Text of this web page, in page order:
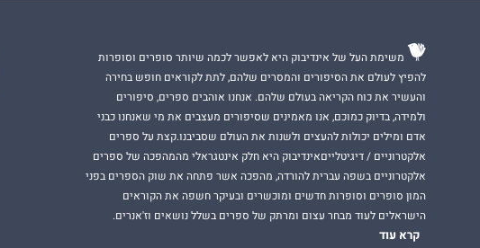
משימת העל של אינדיבוק היא לאפשר לכמה שיותר סופרים וסופרות
להפיץ לעולם את הסיפורים והמסרים שלהם, לתת לקוראים חופש בחירה
והעשיר את כוח הקריאה בעולם שלהם. אנחנו אוהבים ספרים, סיפורים
ולמידה, בדיוק כמוכם, אנו מאמינים שסיפורים מעצבים את מי שאנחנו כבני
אדם ומילים יכולות להעצים ולשנות את העולם שסביבנו.קצת על ספרים
אלקטרוניים / דיגיטלייםאינדיבוק היא חלק אינטגראלי מהמהפכה של ספרים
אלקטרוניים בשפה עברית להורדה, מהפכה אשר פתחה את שוק הספרים בפני
המון סופרים וסופרות חדשים ומוכשרים ובעיקר חשפה את הקוראים
הישראלים לעוד מבחר עצום ומרתק של ספרים בשלל נושאים וז'אנרים.
קרא עוד